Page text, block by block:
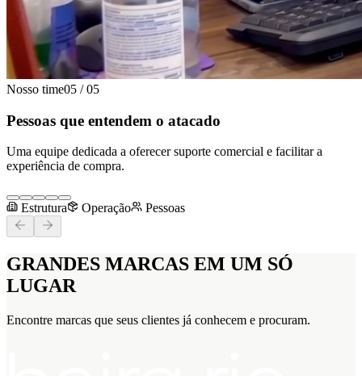
Nosso time05 / 05
Pessoas que entendem o atacado
Uma equipe dedicada a oferecer suporte comercial e facilitar a
experiência de compra.
Estrutura Operação Pessoas
GRANDES MARCAS EM UM SÓ
LUGAR
Encontre marcas que seus clientes já conhecem e procuram.